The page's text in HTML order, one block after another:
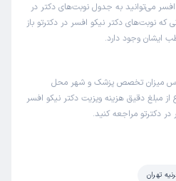
می‌توانید به جدول نوبت‌های دکتر در
نوبت‌های دکتر نیکو افسر در دکترتو باز
ایشان وجود دارد.
میزان تخصص پزشک و شهر محل
مبلغ دقیق هزینه ویزیت دکتر نیکو افسر
در دکترتو مراجعه کنید.
تهران